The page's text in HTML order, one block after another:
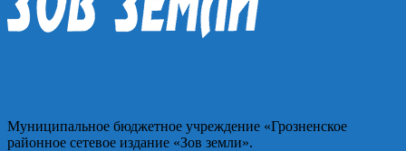
Муниципальное бюджетное учреждение «Грозненское
районное сетевое издание «Зов земли».